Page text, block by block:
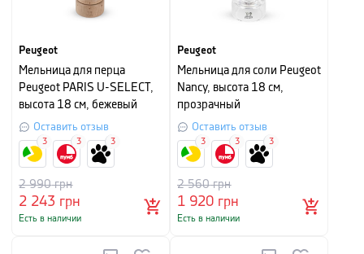
Peugeot
Мельница для перца
Peugeot PARIS U-SELECT,
высота 18 см, бежевый
Оставить отзыв
2 243 грн
2 990грн
Есть в наличии
3 3 3
Peugeot
Мельница для соли Peugeot
Nancy, высота 18 см,
прозрачный
Оставить отзыв
1 920 грн
2 560грн
Есть в наличии
3 3 3